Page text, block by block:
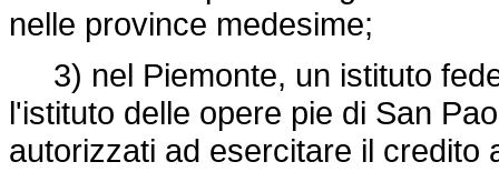
nelle province medesime;
3) nel Piemonte, un istituto
l'istituto delle opere pie di San
autorizzati ad esercitare il credito